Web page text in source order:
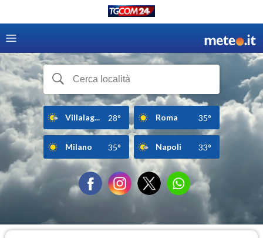
Villalag... 28° Roma 35°
Milano 35° Napoli 33°